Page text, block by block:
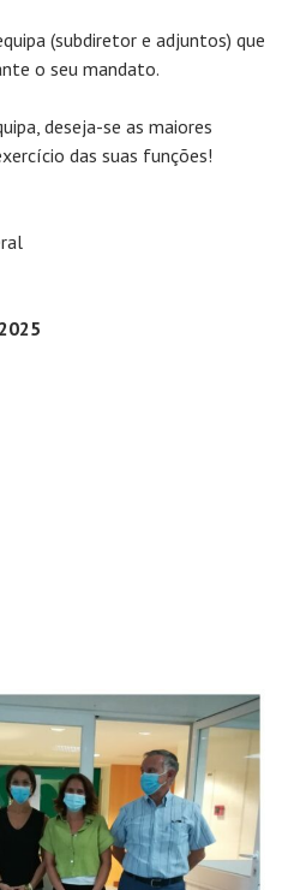
(subdiretor e adjuntos) que
o seu mandato.
deseja-se as maiores
das suas funções!